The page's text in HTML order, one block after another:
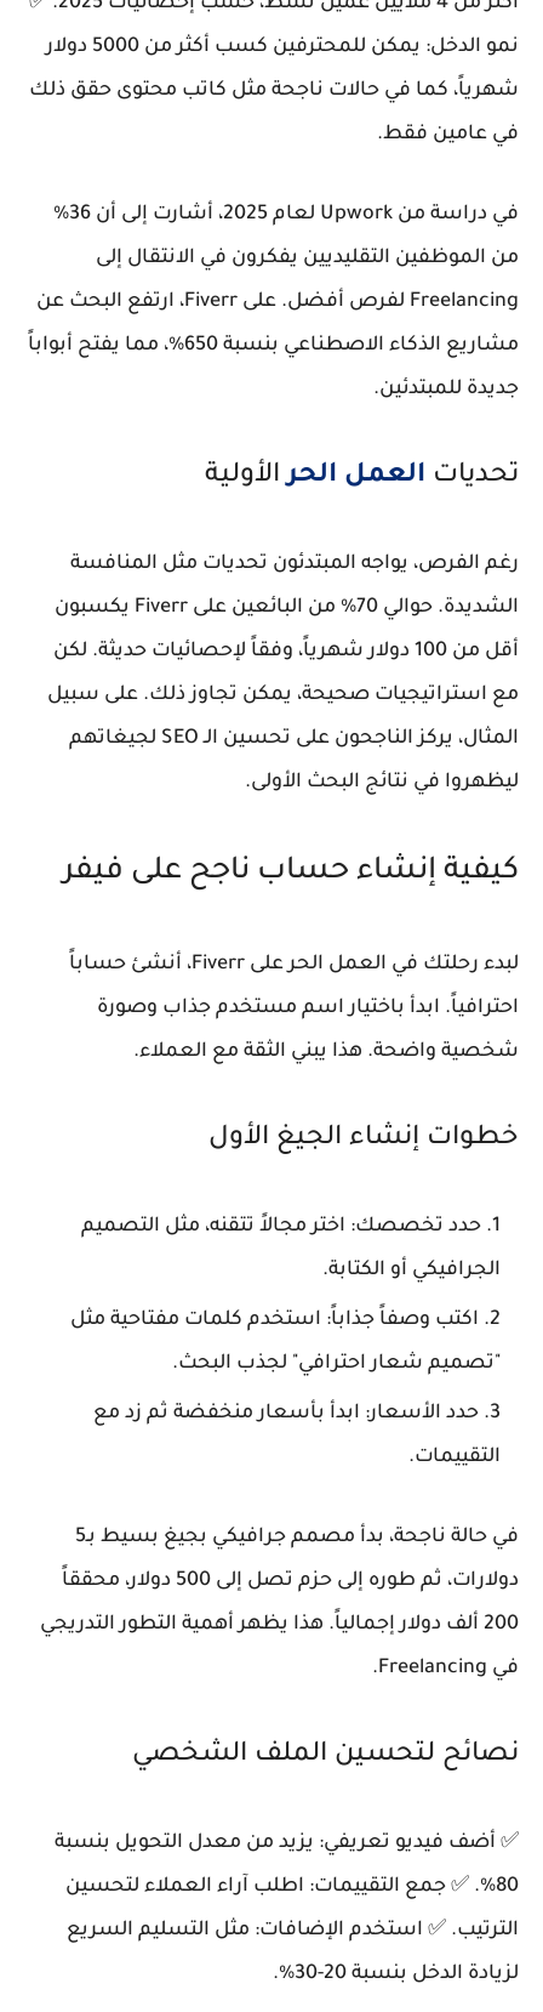
نمو الدخل: يمكن للمحترفين كسب أكثر من 5000 دولار
شهرياً، كما في حالات ناجحة مثل كاتب محتوى حقق ذلك
في عامين فقط.
في دراسة من Upwork لعام 2025، أشارت إلى أن 36%
من الموظفين التقليديين يفكرون في الانتقال إلى
Freelancing لفرص أفضل. على Fiverr، ارتفع البحث عن
مشاريع الذكاء الاصطناعي بنسبة 650%، مما يفتح أبواباً
جديدة للمبتدئين.
تحديات العمل الحرالأولية
رغم الفرص، يواجه المبتدئون تحديات مثل المنافسة
الشديدة. حوالي 70% من البائعين على Fiverr يكسبون
أقل من 100 دولار شهرياً، وفقاً لإحصائيات حديثة. لكن
مع استراتيجيات صحيحة، يمكن تجاوز ذلك. على سبيل
المثال، يركز الناجحون على تحسين الـ SEO لجيغاتهم
ليظهروا في نتائج البحث الأولى.
كيفية إنشاء حساب ناجح على فيفر
لبدء رحلتك في العمل الحر على Fiverr، أنشئ حساباً
احترافياً. ابدأ باختيار اسم مستخدم جذاب وصورة
شخصية واضحة. هذا يبني الثقة مع العملاء.
خطوات إنشاء الجيغ الأول
حدد تخصصك: اختر مجالاً تتقنه، مثل التصميم
الجرافيكي أو الكتابة.
اكتب وصفاً جذاباً: استخدم كلمات مفتاحية مثل
"تصميم شعار احترافي" لجذب البحث.
حدد الأسعار: ابدأ بأسعار منخفضة ثم زد مع
التقييمات.
في حالة ناجحة، بدأ مصمم جرافيكي بجيغ بسيط بـ5
دولارات، ثم طوره إلى حزم تصل إلى 500 دولار، محققاً
200 ألف دولار إجمالياً. هذا يظهر أهمية التطور التدريجي
في Freelancing.
نصائح لتحسين الملف الشخصي
✅ أضف فيديو تعريفي: يزيد من معدل التحويل بنسبة
80%. ✅ جمع التقييمات: اطلب آراء العملاء لتحسين
الترتيب. ✅ استخدم الإضافات: مثل التسليم السريع
لزيادة الدخل بنسبة 20-30%.